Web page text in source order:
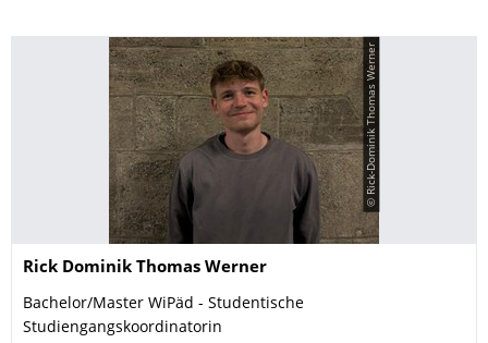
© Rick-Dominik Thomas Werner
Name
Rick Dominik Thomas Werner
Bachelor/Master WiPäd - Studentische
Studiengangskoordinatorin